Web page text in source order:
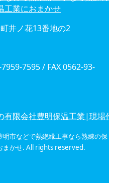
井ノ花13番地の2
7595 / FAX 0562-93-
有限会社豊明保温工業|現場
市などで熱絶縁工事なら熟練の保
まかせ. All rights reserved.